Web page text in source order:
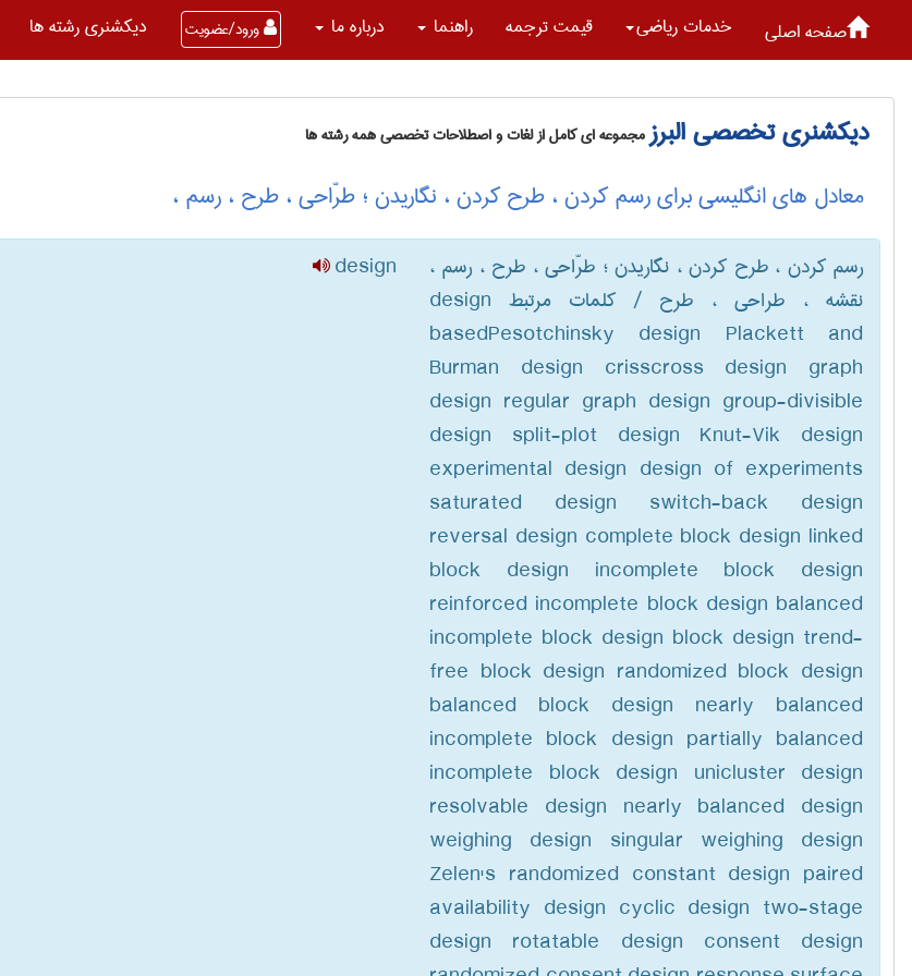
صفحه اصلی خدمات رياضی قیمت ترجمه راهنما درباره ما ورود/عضویت دیکشنری رشته ها
دیکشنری تخصصی البرزمجموعه ای کامل از لغات و اصطلاحات تخصصی همه رشته ها
معادل های انگلیسی برای رسم کردن ، طرح کردن ، نگاریدن ؛ طرّاحی ، طرح ، رسم ،
رسم کردن ، طرح کردن ، نگاریدن ؛ طرّاحی ، طرح ، رسم ،
نقشه ، طراحی ، طرح / کلمات مرتبط design
basedPesotchinsky design Plackett and
Burman design crisscross design graph
design regular graph design group-divisible
design split-plot design Knut-Vik design
experimental design design of experiments
saturated design switch-back design
reversal design complete block design linked
block design incomplete block design
reinforced incomplete block design balanced
incomplete block design block design trend-
free block design randomized block design
balanced block design nearly balanced
incomplete block design partially balanced
incomplete block design unicluster design
resolvable design nearly balanced design
weighing design singular weighing design
Zelen's randomized constant design paired
availability design cyclic design two-stage
design rotatable design consent design
design